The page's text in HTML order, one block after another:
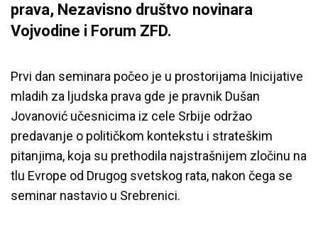
prava, Nezavisno društvo novinara
Vojvodine i Forum ZFD.
Prvi dan seminara počeo je u prostorijama Inicijative
mladih za ljudska prava gde je pravnik Dušan
Jovanović učesnicima iz cele Srbije održao
predavanje o političkom kontekstu i strateškim
pitanjima, koja su prethodila najstrašnijem zločinu na
tlu Evrope od Drugog svetskog rata, nakon čega se
seminar nastavio u Srebrenici.